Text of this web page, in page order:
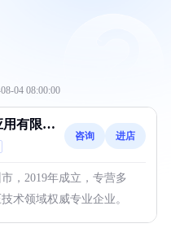
04 08:00:00
有限公
咨询 进店
，2019年成立，专营多
术领域权威专业企业。